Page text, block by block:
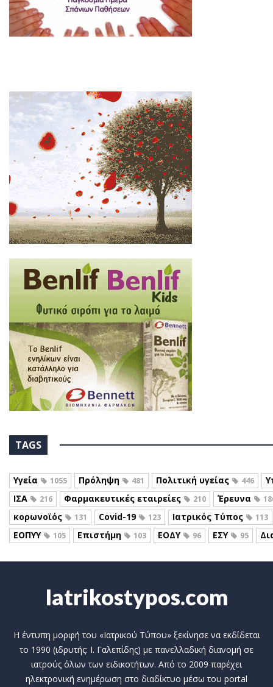
TAGS
Υγεία 1055 Πρόληψη 481 Πολιτική υγείας 446
ΙΣΑ
216 Φαρμακευτικές εταιρείες 210 Έρευνα
κορωνοϊός 131 Covid-19 123 Ιατρικός Τύπος 113
ΕΟΠΥΥ 105 Επιστήμη 103 ΕΟΔΥ 96 ΕΣΥ 95
Iatrikostypos.com
Η έντυπη μορφή του «Ιατρικού Τύπου» ξεκίνησε να εκδίδεται
το 1990 (ιδρυτής: Ι. Γαλεπίδης) με πανελλαδική διανομή σε
ιατρούς όλων των ειδικοτήτων. Από το 2009 παρέχει
ηλεκτρονική ενημέρωση στο διαδίκτυο μέσω του portal